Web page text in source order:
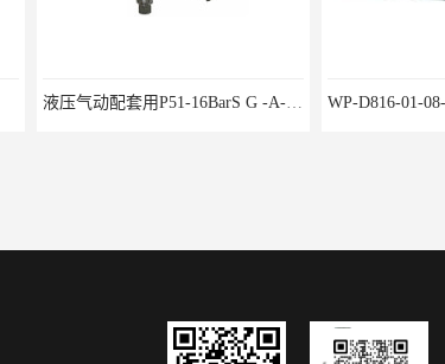
液压气动配套用P51-16BarS G -A-MD-20MA 压力变送器